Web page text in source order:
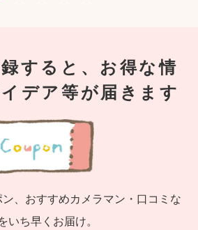
すると、お得な情
デア等が届きます
、おすすめカメラマン・口コミな
いち早くお届け。